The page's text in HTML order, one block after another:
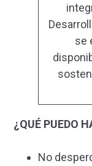
se
¿QUÉ PUEDO
No